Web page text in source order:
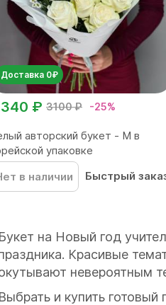
Доставка 0₽
3100 ₽ -25%
₽
авторский букет - М в
упаковке
в наличии
Быстрый
Букет на Новый год
Красивые
невероятным
Выбрать и купить